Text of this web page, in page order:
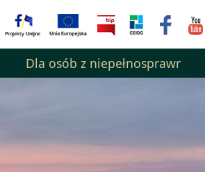
Dla osób z niepełnosprawnością